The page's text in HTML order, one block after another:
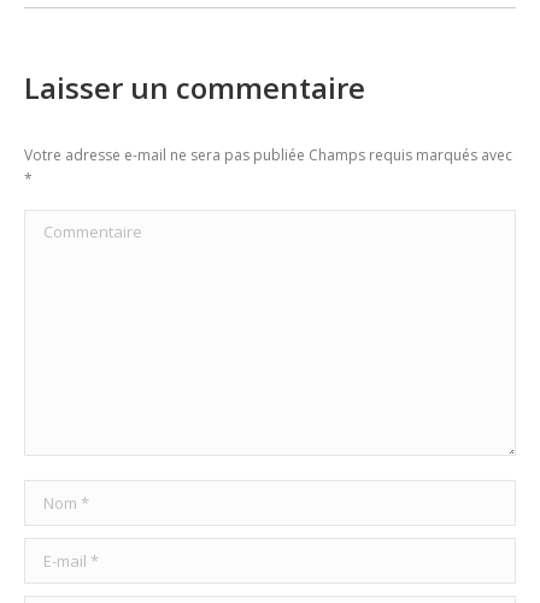
Laisser un commentaire
Votre adresse e-mail ne sera pas publiée Champs requis marqués avec
*
Commentaire
Nom *
E-mail *